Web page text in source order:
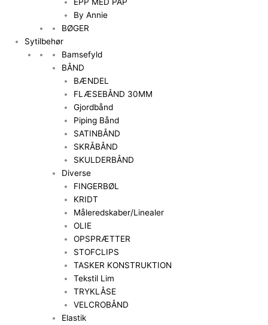
By Annie
BØGER
Sytilbehør
Bamsefyld
BÅND
BÆNDEL
FLÆSEBÅND 30MM
Gjordbånd
Piping Bånd
SATINBÅND
SKRÅBÅND
SKULDERBÅND
Diverse
FINGERBØL
KRIDT
Måleredskaber/Linealer
OLIE
OPSPRÆTTER
STOFCLIPS
TASKER KONSTRUKTION
Tekstil Lim
TRYKLÅSE
VELCROBÅND
Elastik